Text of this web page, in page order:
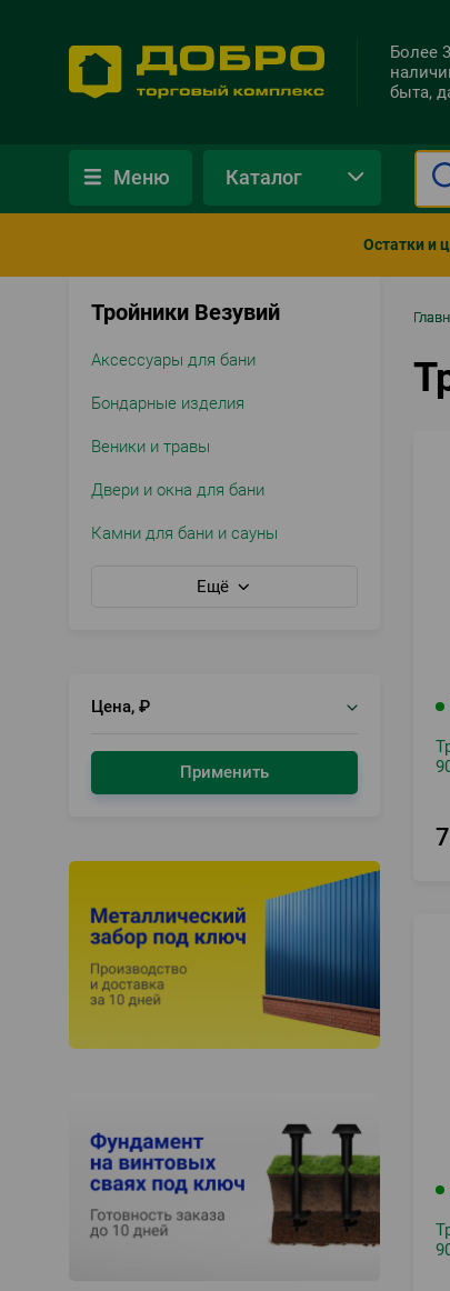
Более
быта,
Меню Каталог
Остатки и
Тройники Везувий
Аксессуары для бани
Бондарные изделия
Веники и травы
Двери и окна для бани
Камни для бани и сауны
Ещё
Цена, ₽
Применить